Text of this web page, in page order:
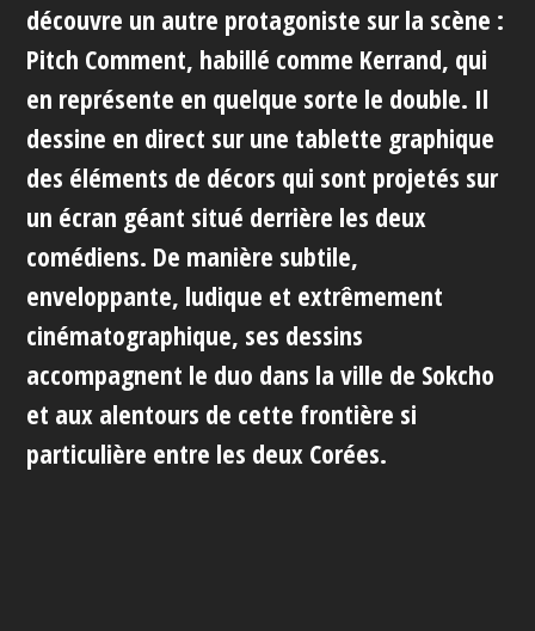
découvre un autre protagoniste sur la scène :
Pitch Comment, habillé comme Kerrand, qui
en représente en quelque sorte le double. Il
dessine en direct sur une tablette graphique
des éléments de décors qui sont projetés sur
un écran géant situé derrière les deux
comédiens. De manière subtile,
enveloppante, ludique et extrêmement
cinématographique, ses dessins
accompagnent le duo dans la ville de Sokcho
et aux alentours de cette frontière si
particulière entre les deux Corées.